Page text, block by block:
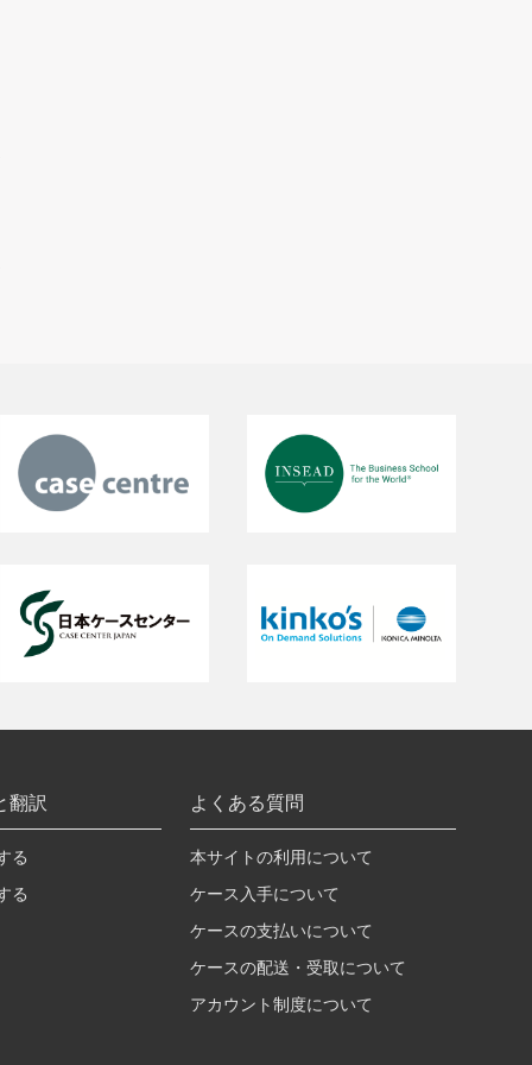
翻訳
る
る
よくある質問
本サイトの利用について
ケース入手について
ケースの支払いについて
ケースの配送・受取について
アカウント制度について